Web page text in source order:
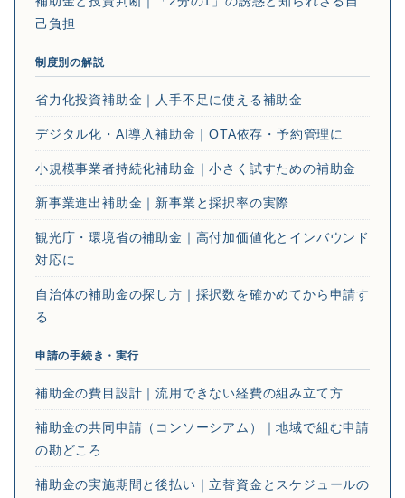
己負担
制度別の解説
省力化投資補助金｜人手不足に使える補助金
デジタル化・AI導入補助金｜OTA依存・予約管理に
小規模事業者持続化補助金｜小さく試すための補助金
新事業進出補助金｜新事業と採択率の実際
観光庁・環境省の補助金｜高付加価値化とインバウンド
対応に
自治体の補助金の探し方｜採択数を確かめてから申請す
る
申請の手続き・実行
補助金の費目設計｜流用できない経費の組み立て方
補助金の共同申請（コンソーシアム）｜地域で組む申請
の勘どころ
補助金の実施期間と後払い｜立替資金とスケジュールの